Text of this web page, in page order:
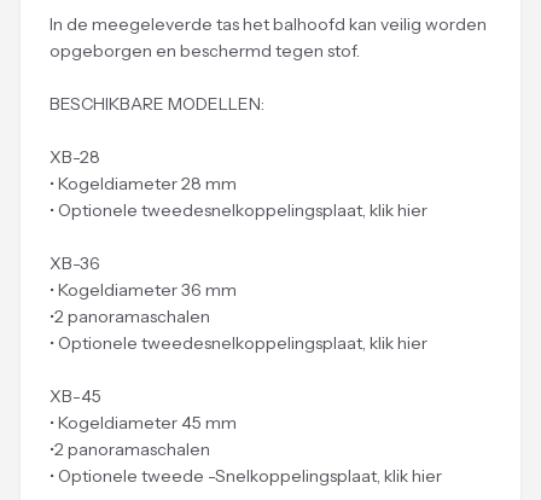
In de meegeleverde tas het balhoofd kan veilig worden
opgeborgen en beschermd tegen stof.
BESCHIKBARE MODELLEN:
XB-28
• Kogeldiameter 28 mm
• Optionele tweedesnelkoppelingsplaat, klik hier
XB-36
• Kogeldiameter 36 mm
•2 panoramaschalen
• Optionele tweedesnelkoppelingsplaat, klik hier
XB-45
• Kogeldiameter 45 mm
•2 panoramaschalen
• Optionele tweede -Snelkoppelingsplaat, klik hier